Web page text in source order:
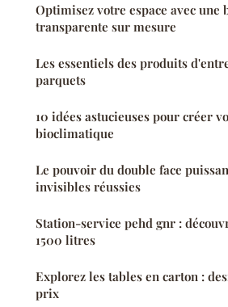
Optimisez votre espace avec une
transparente sur mesure
Les essentiels des produits
parquets
10 idées astucieuses pour créer
bioclimatique
Le pouvoir du double face
invisibles réussies
Station-service pehd gnr :
1500 litres
Explorez les tables en carton :
prix